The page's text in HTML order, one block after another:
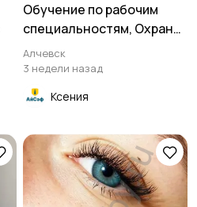
Обучение по рабочим
специальностям, Охрана
труда, Удостоверения
Алчевск
3 недели назад
Ксения